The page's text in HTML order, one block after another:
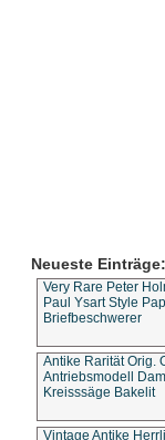
Neueste Einträge:
Very Rare Peter
Paul Ysart Style
Briefbeschwerer
Antike Rarität Orig.
Antriebsmodell
Kreisssäge Bakelit
Vintage Antike